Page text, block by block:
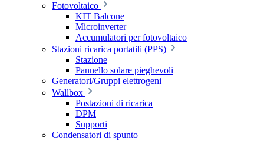
Fotovoltaico
KIT Balcone
Microinverter
Accumulatori per fotovoltaico
Stazioni ricarica portatili (PPS)
Stazione
Pannello solare pieghevoli
Generatori/Gruppi elettrogeni
Wallbox
Postazioni di ricarica
DPM
Supporti
Condensatori di spunto